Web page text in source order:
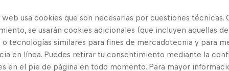
web usa cookies que son necesarias por cuestiones técnicas.
se usarán cookies adicionales (que incluyen aquellas de
tecnologías similares para fines de mercadotecnia y para
en línea. Puedes retirar tu consentimiento mediante la
en el pie de página en todo momento. Para mayor